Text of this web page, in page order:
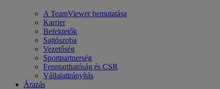
A TeamViewer bemutatása
Karrier
Befektetők
Sajtószoba
Vezetőség
Sportpartnerség
Fenntarthatóság és CSR
Vállalatirányítás
Árazás